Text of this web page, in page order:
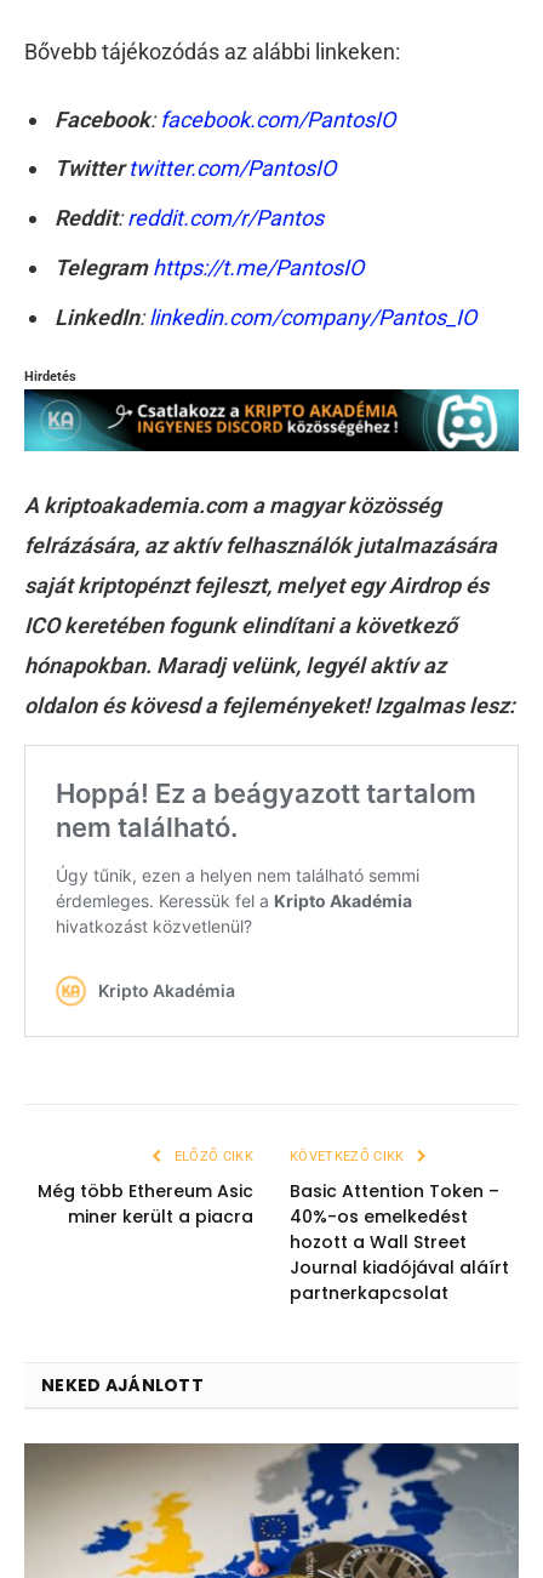
Bővebb tájékozódás az alábbi linkeken:
Facebook:facebook.com/PantosIO
Twitter twitter.com/PantosIO
Reddit:reddit.com/r/Pantos
Telegram https://t.me/PantosIO
LinkedIn:linkedin.com/company/Pantos_IO
Hirdetés
A kriptoakademia.com a magyar közösség
felrázására, az aktív felhasználók jutalmazására
saját kriptopénzt fejleszt, melyet egy Airdrop és
ICO keretében fogunk elindítani a következő
hónapokban. Maradj velünk, legyél aktív az
oldalon és kövesd a fejleményeket! Izgalmas lesz:
ELŐZŐ CIKK
Még több Ethereum Asic
miner került a piacra
KÖVETKEZŐ CIKK
Basic Attention Token –
40%-os emelkedést
hozott a Wall Street
Journal kiadójával aláírt
partnerkapcsolat
NEKED AJÁNLOTT